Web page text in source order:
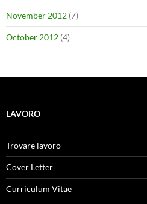
November 2012 (7)
October 2012 (4)
LAVORO
Trovare lavoro
Cover Letter
Curriculum Vitae